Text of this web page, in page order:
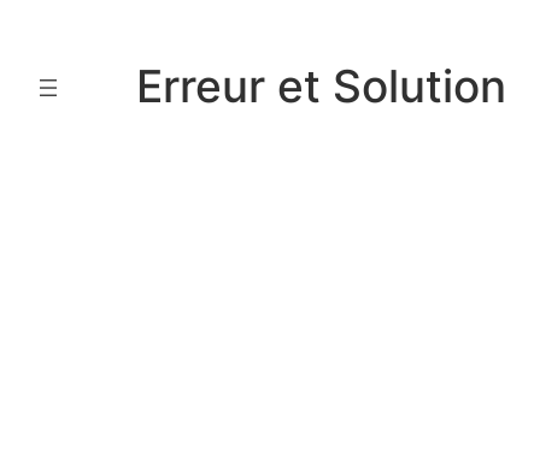
contenu
Erreur et Solution